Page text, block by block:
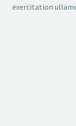
exercitation